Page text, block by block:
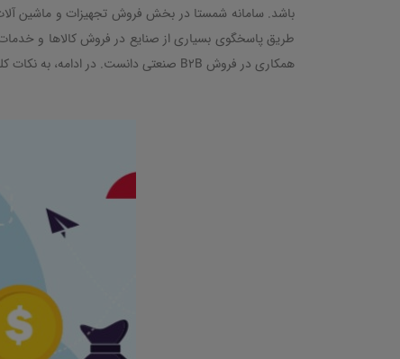
باشد. سامانه شمستا در بخش فروش تجهیزات و ماشین
طریق پاسخگوی بسیاری از صنایع در فروش کالاها و
همکاری در فروش B2B صنعتی دانست. در ادامه، به نکات